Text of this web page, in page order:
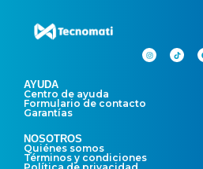
AYUDA
Centro de ayuda
Formulario de contacto
Garantías
NOSOTROS
Quiénes somos
Términos y condiciones